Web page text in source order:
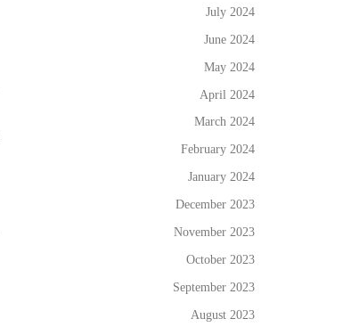
July 2024
June 2024
May 2024
April 2024
March 2024
February 2024
January 2024
December 2023
November 2023
October 2023
September 2023
August 2023